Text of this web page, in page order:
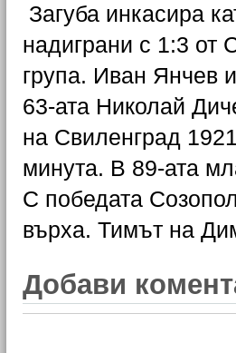
Загуба инкасира
надиграни с 1:3 от
група. Иван Янчев
63-ата Николай
на Свиленград
минута. В 89-ата
С победата
върха. Тимът на
Добави